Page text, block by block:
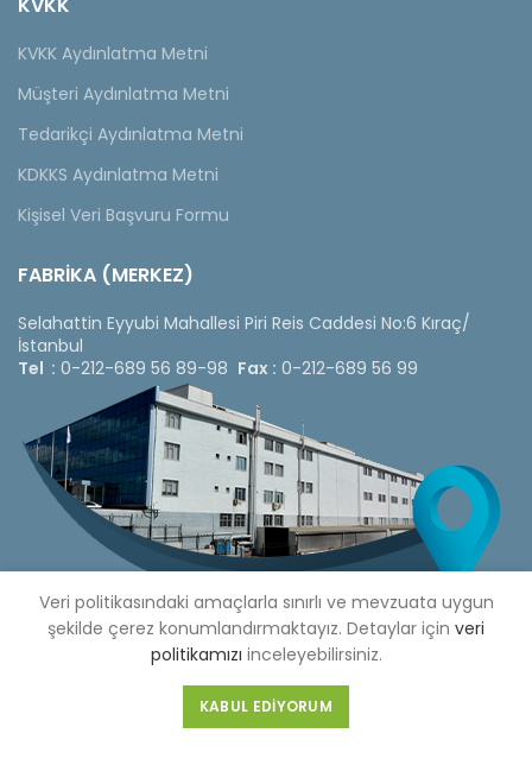
KVKK Aydınlatma Metni
Müşteri Aydınlatma Metni
Tedarikçi Aydınlatma Metni
KDKKS Aydınlatma Metni
Kişisel Veri Başvuru Formu
FABRİKA (MERKEZ)
Selahattin Eyyubi Mahallesi Piri Reis Caddesi No:6 Kıraç/
İstanbul
Tel : 0-212-689 56 89-98 Fax : 0-212-689 56 99
Copyright © 2020 Çetinkaya Pano |Çetinkaya Pano Fiyat
Veri politikasındaki amaçlarla sınırlı ve mevzuata uygun
şekilde çerez konumlandırmaktayız. Detaylar için veri
politikamızı inceleyebilirsiniz.
KABUL EDIYORUM